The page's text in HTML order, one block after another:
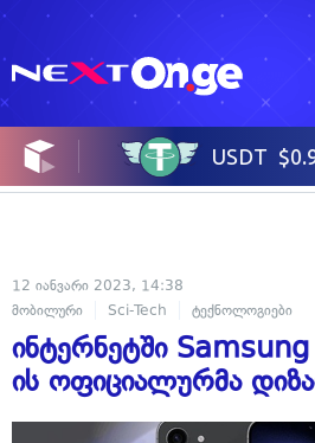
12 იანვარი 2023, 14:38
მობილური
Sci-Tech ტექნოლოგიები
ინტერნეტში
ის ოფიციალურმა